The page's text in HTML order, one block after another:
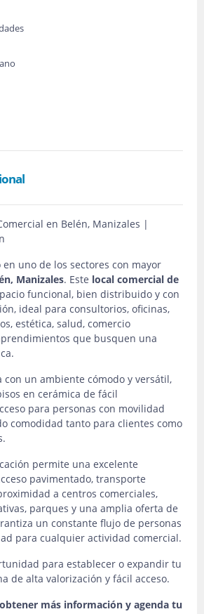
en Belén, Manizales |
uno de los sectores con mayor
Manizales. Este local comercial de
funcional, bien distribuido y con
ideal para consultorios, oficinas,
estética, salud, comercio
que busquen una
con un ambiente cómodo y versátil,
en cerámica de fácil
para personas con movilidad
comodidad tanto para clientes como
permite una excelente
pavimentado, transporte
a centros comerciales,
parques y una amplia oferta de
un constante flujo de personas
para cualquier actividad comercial.
para establecer o expandir tu
de alta valorización y fácil acceso.
más información y agenda tu